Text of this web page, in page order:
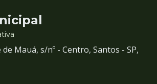
de Mauá, s/nº - Centro, Santos - SP,